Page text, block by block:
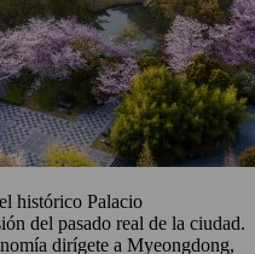
histórico Palacio
del pasado real de la ciudad.
dirígete a Myeongdong,